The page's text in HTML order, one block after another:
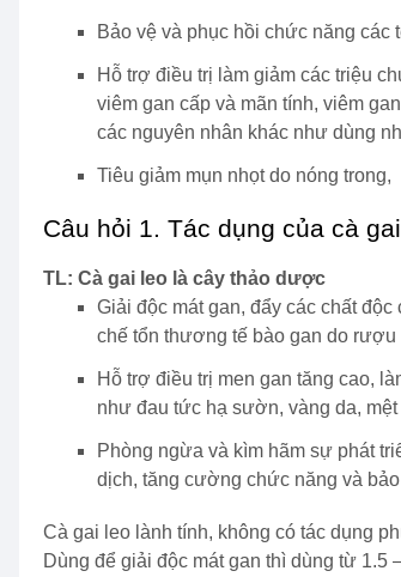
Bảo vệ và phục hồi chức năng các
Hỗ trợ điều trị làm giảm các triệu
viêm gan cấp và mãn tính, viêm
các nguyên nhân khác như dùng
Tiêu giảm mụn nhọt do nóng trong,
Câu hỏi 1. Tác dụng của cà
TL: Cà gai leo là cây thảo dược
Giải độc mát gan, đẩy các chất
chế tổn thương tế bào gan do
Hỗ trợ điều trị men gan tăng cao,
như đau tức hạ sườn, vàng da,
Phòng ngừa và kìm hãm sự phát
dịch, tăng cường chức năng và
Cà gai leo lành tính, không có tác dụng
Dùng để giải độc mát gan thì dùng từ 1.5